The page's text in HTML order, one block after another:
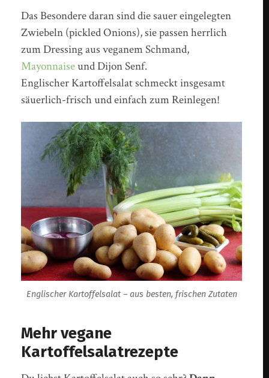
Das Besondere daran sind die sauer eingelegten
Zwiebeln (pickled Onions), sie passen herrlich
zum Dressing aus veganem Schmand,
Mayonnaiseund Dijon Senf.
Englischer Kartoffelsalat schmeckt insgesamt
säuerlich-frisch und einfach zum Reinlegen!
Englischer Kartoffelsalat – aus besten, frischen Zutaten
Mehr vegane
Kartoffelsalatrezepte